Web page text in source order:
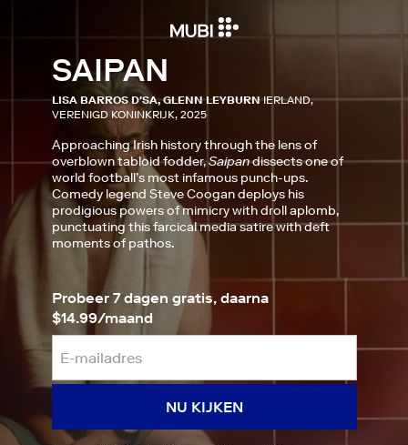
SAIPAN
LISA BARROS D'SA, GLENN LEYBURN IERLAND,
VERENIGD KONINKRIJK, 2025
Approaching Irish history through the lens of
overblown tabloid fodder,Saipandissects one of
world football’s most infamous punch-ups.
Comedy legend Steve Coogan deploys his
prodigious powers of mimicry with droll aplomb,
punctuating this farcical media satire with deft
moments of pathos.
Probeer 7 dagen gratis, daarna
$14.99/maand
NU KIJKEN